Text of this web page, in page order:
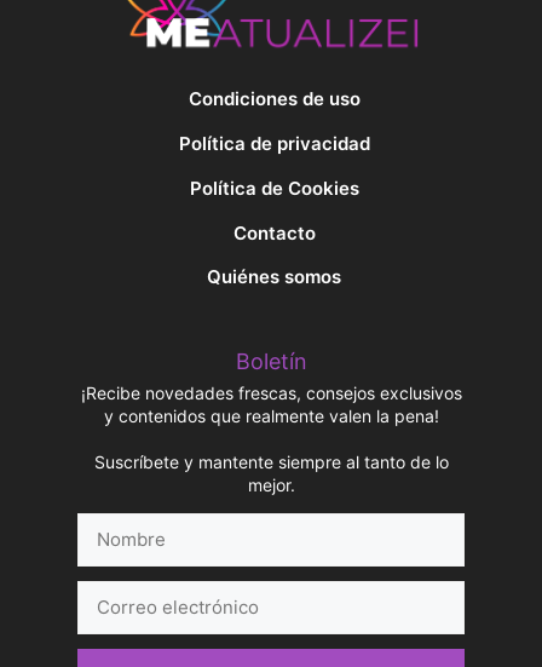
Condiciones de uso
Política de privacidad
Política de Cookies
Contacto
Quiénes somos
Boletín
¡Recibe novedades frescas, consejos exclusivos
y contenidos que realmente valen la pena!
Suscríbete y mantente siempre al tanto de lo
mejor.
electrónico